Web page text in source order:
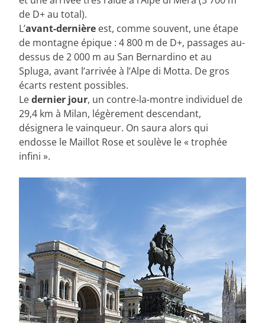
de D+ au total).
L’avant-dernière est, comme souvent, une étape
de montagne épique : 4 800 m de D+, passages au-
dessus de 2 000 m au San Bernardino et au
Spluga, avant l’arrivée à l’Alpe di Motta. De gros
écarts restent possibles.
Ledernier jour, un contre-la-montre individuel de
29,4 km à Milan, légèrement descendant,
désignera le vainqueur. On saura alors qui
endosse le Maillot Rose et soulève le « trophée
infini ».